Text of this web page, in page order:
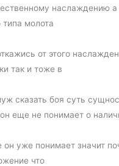
наслаждению а
типа молота
от этого
так и тоже в
сказать боя суть
еще не понимает о
он уже понимает значит
что